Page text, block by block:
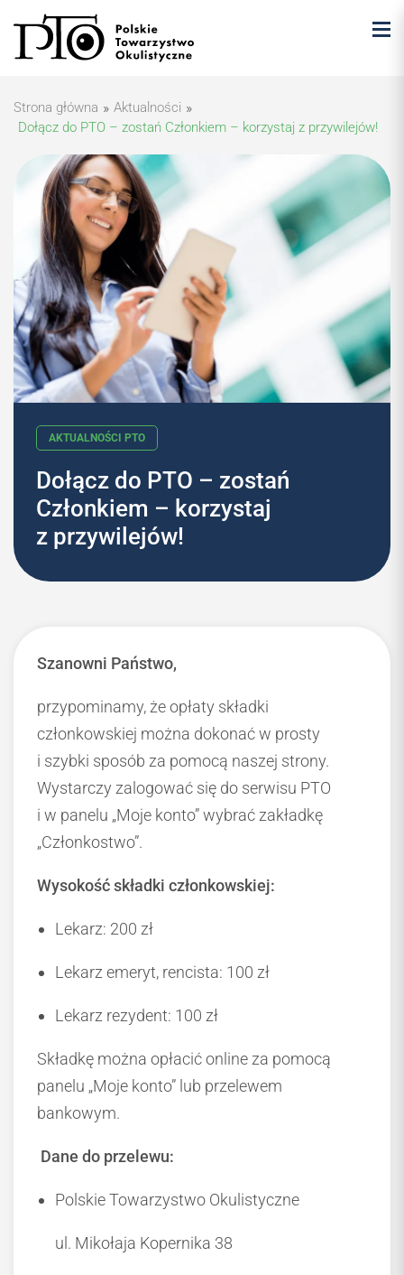
Strona główna » Aktualności »
Dołącz do PTO – zostań Członkiem – korzystaj z przywilejów!
AKTUALNOŚCI PTO
Dołącz do PTO – zostań
Członkiem – korzystaj
z przywilejów!
Szanowni Państwo,
przypominamy, że opłaty składki
członkowskiej można dokonać w prosty
i szybki sposób za pomocą naszej strony.
Wystarczy zalogować się do serwisu PTO
i w panelu „Moje konto” wybrać zakładkę
„Członkostwo”.
Wysokość składki członkowskiej:
Lekarz: 200 zł
Lekarz emeryt, rencista: 100 zł
Lekarz rezydent: 100 zł
Składkę można opłacić online za pomocą
panelu „Moje konto” lub przelewem
bankowym.
Dane do przelewu:
Polskie Towarzystwo Okulistyczne
ul. Mikołaja Kopernika 38